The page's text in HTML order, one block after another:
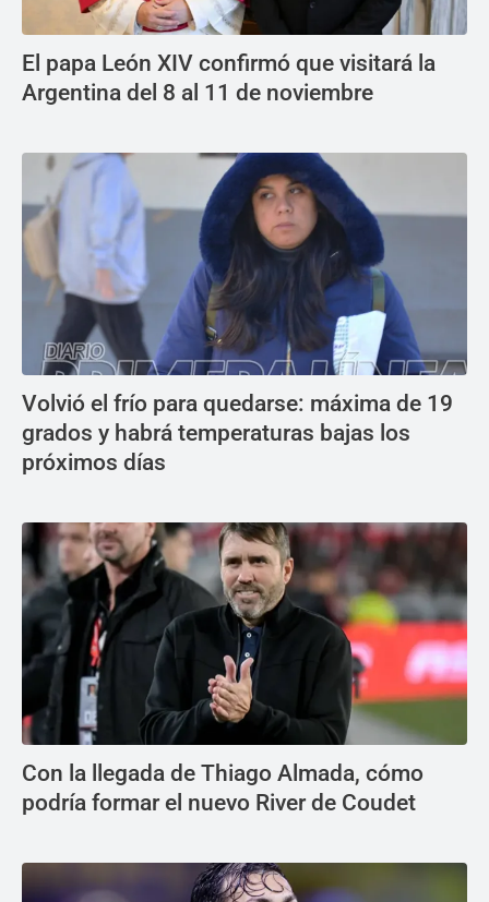
El papa León XIV confirmó que visitará la
Argentina del 8 al 11 de noviembre
Volvió el frío para quedarse: máxima de 19
grados y habrá temperaturas bajas los
próximos días
Con la llegada de Thiago Almada, cómo
podría formar el nuevo River de Coudet